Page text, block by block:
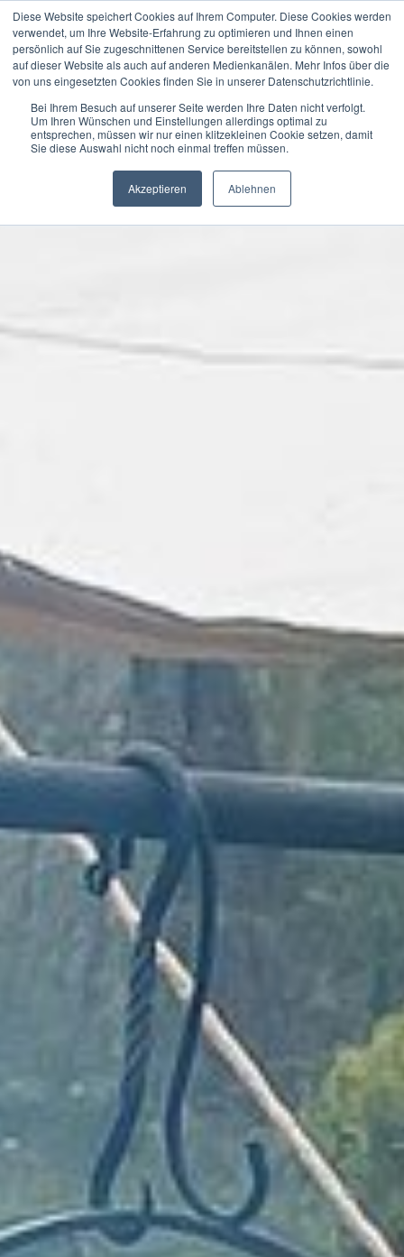
Diese Website speichert Cookies auf Ihrem Computer. Diese Cookies werden
verwendet, um Ihre Website-Erfahrung zu optimieren und Ihnen einen
persönlich auf Sie zugeschnittenen Service bereitstellen zu können, sowohl
auf dieser Website als auch auf anderen Medienkanälen. Mehr Infos über die
von uns eingesetzten Cookies finden Sie in unserer Datenschutzrichtlinie.
Bei Ihrem Besuch auf unserer Seite werden Ihre Daten nicht verfolgt.
Um Ihren Wünschen und Einstellungen allerdings optimal zu
entsprechen, müssen wir nur einen klitzekleinen Cookie setzen, damit
Sie diese Auswahl nicht noch einmal treffen müssen.
Akzeptieren Ablehnen
Skip
content
Primary Menu
Diese Seite verwendet Cookies, um die Nutzerfreundlichkeit zu
verbessern. Mit der weiteren Verwendung stimmst du dem zu.
Datenschutzerklärung